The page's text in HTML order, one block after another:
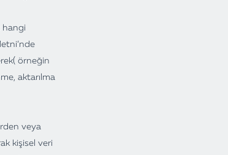
hangi
örneğin
aktarılma
veya
kişisel veri